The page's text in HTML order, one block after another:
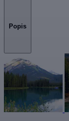
Popis